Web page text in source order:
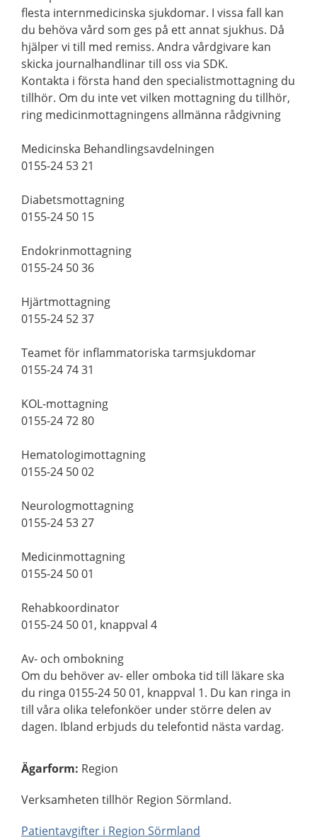
flesta internmedicinska sjukdomar. I vissa fall kan
du behöva vård som ges på ett annat sjukhus. Då
hjälper vi till med remiss. Andra vårdgivare kan
skicka journalhandlinar till oss via SDK.
Kontakta i första hand den specialistmottagning du
tillhör. Om du inte vet vilken mottagning du tillhör,
ring medicinmottagningens allmänna rådgivning
Medicinska Behandlingsavdelningen
0155-24 53 21
Diabetsmottagning
0155-24 50 15
Endokrinmottagning
0155-24 50 36
Hjärtmottagning
0155-24 52 37
Teamet för inflammatoriska tarmsjukdomar
0155-24 74 31
KOL-mottagning
0155-24 72 80
Hematologimottagning
0155-24 50 02
Neurologmottagning
0155-24 53 27
Medicinmottagning
0155-24 50 01
Rehabkoordinator
0155-24 50 01, knappval 4
Av- och ombokning
Om du behöver av- eller omboka tid till läkare ska
du ringa 0155-24 50 01, knappval 1. Du kan ringa in
till våra olika telefonköer under större delen av
dagen. Ibland erbjuds du telefontid nästa vardag.
Ägarform: Region
Verksamheten tillhör Region Sörmland.
Patientavgifter i Region Sörmland